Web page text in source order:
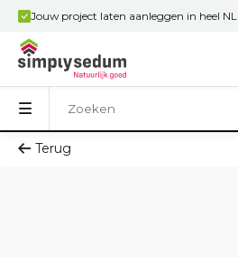
Jouw project laten aanleggen in heel NL
Terug